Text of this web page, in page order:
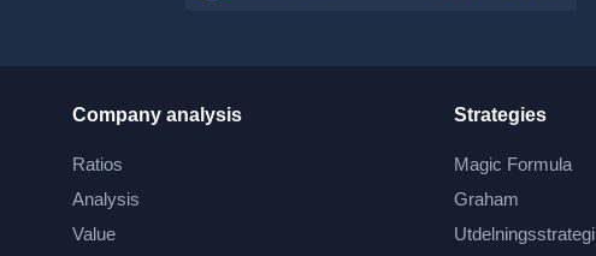
Company analysis
Ratios
Analysis
Value
Strategies
Magic Formula
Graham
Utdelningsstrategi